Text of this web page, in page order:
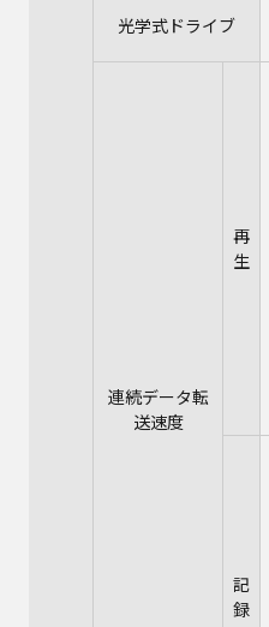
光学式ドライブ
連続データ転
送速度
再
生
記
録